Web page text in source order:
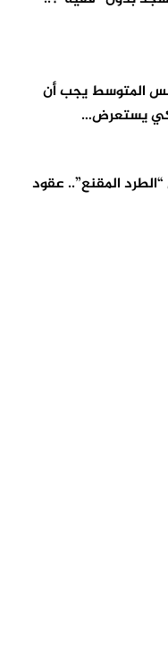
المتوسط يجب أن
يستعرض…
المقنع”.. عقود